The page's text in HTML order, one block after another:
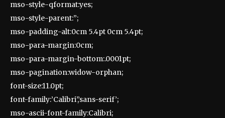
mso-style-qformat:yes;
mso-style-parent:”;
mso-padding-alt:0cm 5.4pt 0cm 5.4pt;
mso-para-margin:0cm;
mso-para-margin-bottom:.0001pt;
mso-pagination:widow-orphan;
font-size:11.0pt;
font-family:’Calibri’,’sans-serif’;
mso-ascii-font-family:Calibri;